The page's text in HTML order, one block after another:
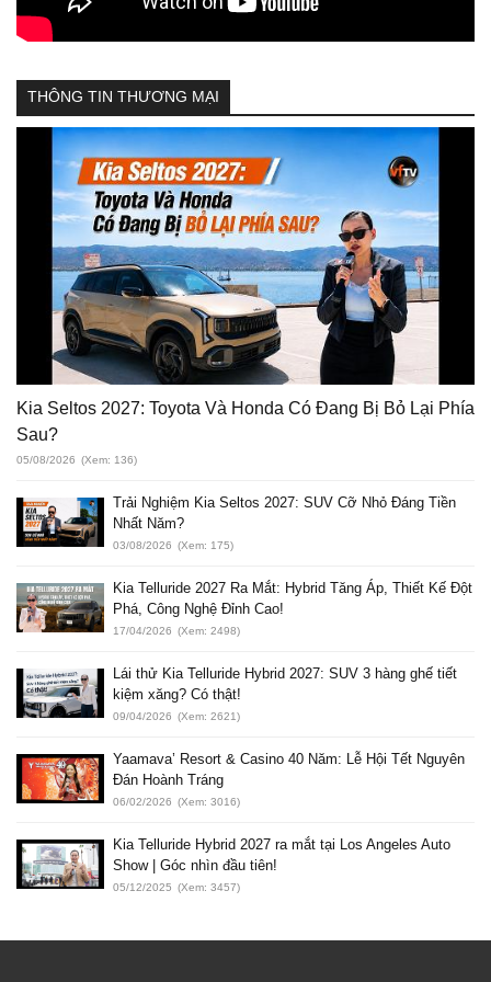
THÔNG TIN THƯƠNG MẠI
Kia Seltos 2027: Toyota Và Honda Có Đang Bị Bỏ Lại Phía
Sau?
05/08/2026 (Xem: 136)
Trải Nghiệm Kia Seltos 2027: SUV Cỡ Nhỏ Đáng Tiền
Nhất Năm?
03/08/2026 (Xem: 175)
Kia Telluride 2027 Ra Mắt: Hybrid Tăng Áp, Thiết Kế Đột
Phá, Công Nghệ Đỉnh Cao!
17/04/2026 (Xem: 2498)
Lái thử Kia Telluride Hybrid 2027: SUV 3 hàng ghế tiết
kiệm xăng? Có thật!
09/04/2026 (Xem: 2621)
Yaamava’ Resort & Casino 40 Năm: Lễ Hội Tết Nguyên
Đán Hoành Tráng
06/02/2026 (Xem: 3016)
Kia Telluride Hybrid 2027 ra mắt tại Los Angeles Auto
Show | Góc nhìn đầu tiên!
05/12/2025 (Xem: 3457)